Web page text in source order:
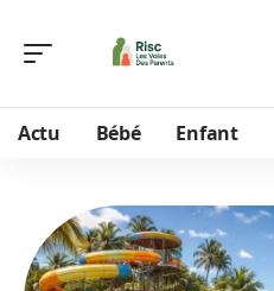
Actu Bébé Enfant